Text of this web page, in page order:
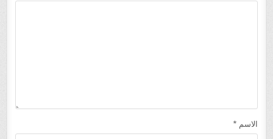
الاسم *